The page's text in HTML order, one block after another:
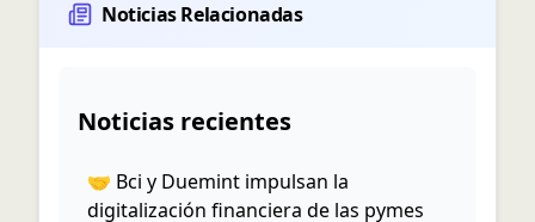
Noticias Relacionadas
Noticias recientes
🤝 Bci y Duemint impulsan la
digitalización financiera de las pymes